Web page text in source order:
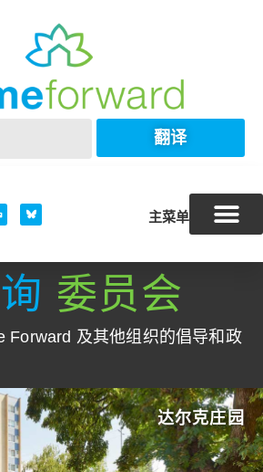
翻译
主菜单
委员会
Forward 及其他组织的倡导和政
达尔克庄园